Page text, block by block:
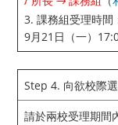
3. 課務組受理時
9月21日（一）
Step 4. 向欲校際
請於兩校受理期間